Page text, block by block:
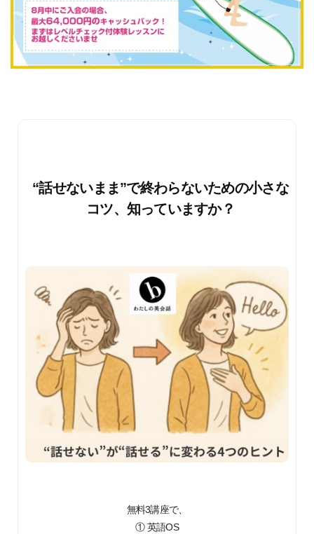
“話せないまま”で終わらないための小さな
コツ、知っていますか？
無料3講座で、
① 英語OS